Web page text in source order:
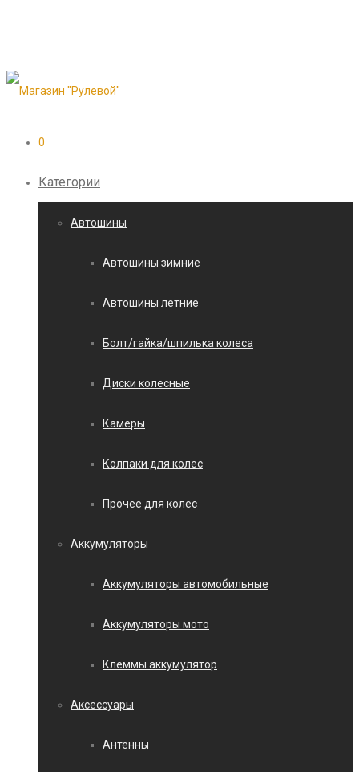
0
Категории
Автошины
Автошины зимние
Автошины летние
Болт/гайка/шпилька колеса
Диски колесные
Камеры
Колпаки для колес
Прочее для колес
Аккумуляторы
Аккумуляторы автомобильные
Аккумуляторы мото
Клеммы аккумулятор
Аксессуары
Антенны